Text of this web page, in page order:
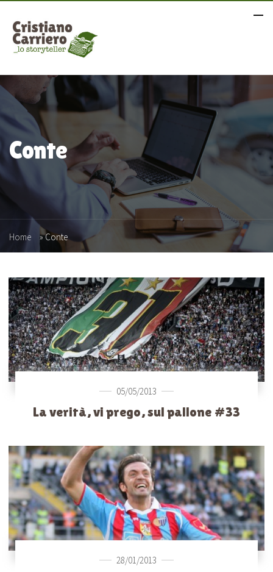
Conte
Home »Conte
05/05/2013
La verità, vi prego, sul pallone #33
28/01/2013